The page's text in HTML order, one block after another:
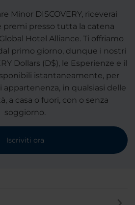
Minor DISCOVERY, riceverai
premi presso tutta la catena
Hotel Alliance. Ti offriamo
primo giorno, dunque i nostri
Dollars (D$), le Esperienze e il
istantaneamente, per
in qualsiasi delle
a casa o fuori, con o senza
soggiorno.
Iscriviti ora